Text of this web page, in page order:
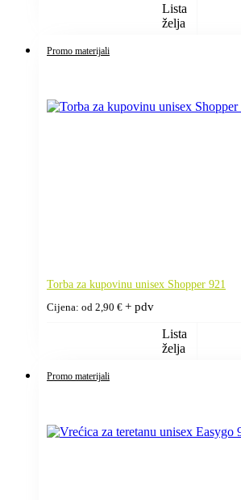
Lista
želja
Promo materijali
Torba za kupovinu unisex Shopper 921
Cijena: od 2,90 € + pdv
Lista
želja
Promo materijali